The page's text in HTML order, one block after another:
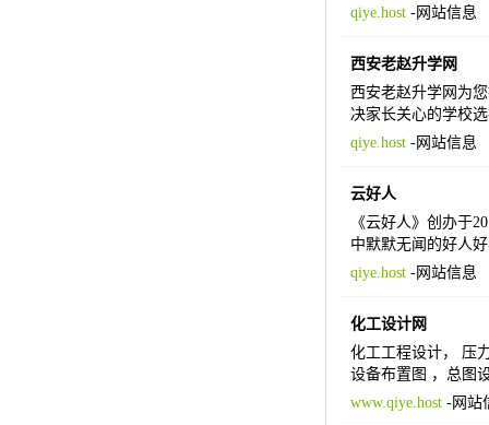
qiye.host-网站信息
西安老赵升学网
西安老赵升学网为
决家长关心的学校
qiye.host-网站信息
云好人
《云好人》创办于
中默默无闻的好人
qiye.host-网站信息
化工设计网
化工工程设计， 压
设备布置图 ，总图
www.qiye.host-网站